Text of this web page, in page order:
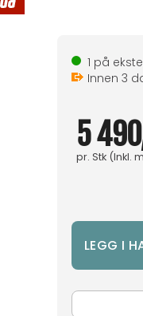
1 på
Innen 3
5
pr. Stk(Inkl.